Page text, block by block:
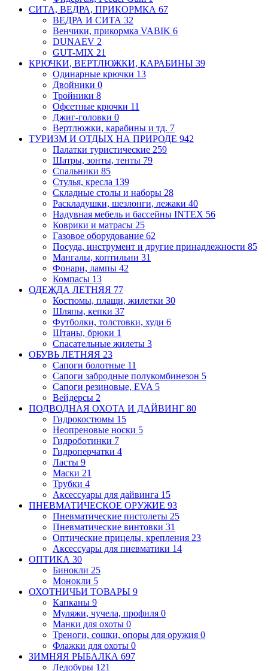
СИТА, ВЕДРА, ПРИКОРМКА 67
ВЕДРА И СИТА 32
Венчики, прикормка VABIK 6
DUNAEV 2
GUT-MIX 21
КРЮЧКИ, ВЕРТЛЮЖКИ, КАРАБИНЫ 39
Одинарные крючки 13
Двойники 0
Тройники 8
Офсетные крючки 11
Джиг-головки 0
Вертлюжки, карабины и тд. 7
ТУРИЗМ И ОТДЫХ НА ПРИРОДЕ 942
Палатки туристические 259
Шатры, зонты, тенты 79
Спальники 85
Стулья, кресла 139
Складные столы и наборы 28
Раскладушки, шезлонги, лежаки 40
Надувная мебель и бассейны INTEX 56
Коврики и матрасы 25
Газовое оборудование 62
Посуда, инструмент и другие принадлежности 85
Мангалы, коптильни 31
Фонари, лампы 42
Компасы 13
ОДЕЖДА ЛЕТНЯЯ 77
Костюмы, плащи, жилетки 30
Шляпы, кепки 37
Футболки, толстовки, худи 6
Штаны, брюки 1
Спасательные жилеты 3
ОБУВЬ ЛЕТНЯЯ 23
Сапоги болотные 11
Сапоги забродные полукомбинезон 5
Сапоги резиновые, EVA 5
Вейдерсы 2
ПОДВОДНАЯ ОХОТА И ДАЙВИНГ 80
Гидрокостюмы 15
Неопреновые носки 5
Гидроботинки 7
Гидроперчатки 4
Ласты 9
Маски 21
Трубки 4
Аксессуары для дайвинга 15
ПНЕВМАТИЧЕСКОЕ ОРУЖИЕ 93
Пневматические пистолеты 25
Пневматические винтовки 31
Оптические прицелы, крепления 23
Аксессуары для пневматики 14
ОПТИКА 30
Бинокли 25
Монокли 5
ОХОТНИЧЬИ ТОВАРЫ 9
Капканы 9
Муляжи, чучела, профиля 0
Манки для охоты 0
Треноги, сошки, опоры для оружия 0
Флажки для охоты 0
ЗИМНЯЯ РЫБАЛКА 697
Ледобуры 121